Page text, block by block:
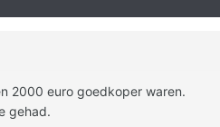
2000 euro goedkoper waren.
gehad.